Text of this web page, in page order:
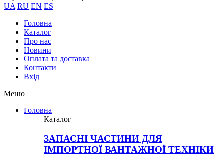
UA RU EN ES
Головна
Каталог
Про нас
Новини
Оплата та доставка
Контакти
Вхiд
Меню
Головна
Каталог
ЗАПАСНІ ЧАСТИНИ ДЛЯ
ІМПОРТНОЇ ВАНТАЖНОЇ ТЕХНІКИ